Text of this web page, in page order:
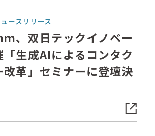
ースリリース
ｍ、双日テックイノベー
「生成AIによるコンタク
改革」セミナーに登壇決